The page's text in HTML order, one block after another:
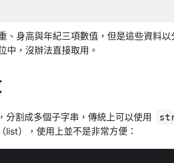
、身高與年紀三項數值，但是這些資料以
中，沒辦法直接取用。
分割成多個子字串，傳統上可以使用
list），使用上並不是非常方便：